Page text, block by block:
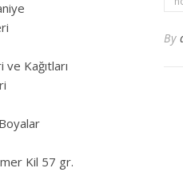
Kağıtları
Kil 57 gr.
By